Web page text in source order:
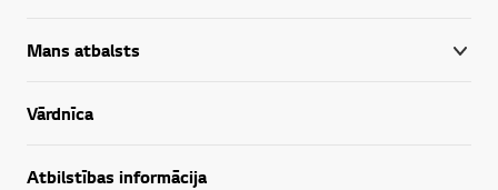
Mans atbalsts
Vārdnīca
Atbilstības informācija